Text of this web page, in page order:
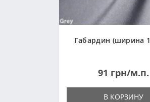
Габардин (ширина
91 грн/м.п.
В КОРЗИНУ